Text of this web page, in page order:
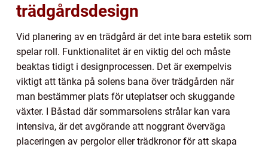
trädgårdsdesign
Vid planering av en trädgård är det inte bara estetik som
spelar roll. Funktionalitet är en viktig del och måste
beaktas tidigt i designprocessen. Det är exempelvis
viktigt att tänka på solens bana över trädgården när
man bestämmer plats för uteplatser och skuggande
växter. I Båstad där sommarsolens strålar kan vara
intensiva, är det avgörande att noggrant överväga
placeringen av pergolor eller trädkronor för att skapa